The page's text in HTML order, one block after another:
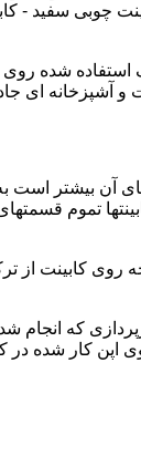
چوبی سفید -
استفاده شده روی
و آشپزخانه ای
آن بیشتر
تموم
روی کابینت از
که انجام
اپن کار شده در